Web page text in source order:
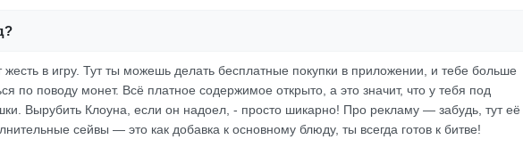
в игру. Тут ты можешь делать бесплатные покупки в приложении, и тебе больше
по поводу монет. Всё платное содержимое открыто, а это значит, что у тебя под
Вырубить Клоуна, если он надоел, - просто шикарно! Про рекламу — забудь, тут её
сейвы — это как добавка к основному блюду, ты всегда готов к битве!